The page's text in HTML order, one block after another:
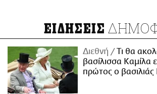
ΕΙΔΗΣΕΙΣ
Διεθνή
Τι θα
βασίλισσα Καμίλα
πρώτος ο